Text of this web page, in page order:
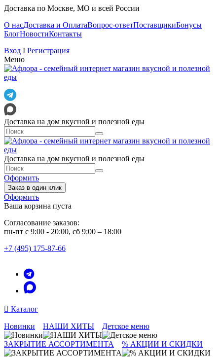
Доставка по Москве, МО и всей России
О насДоставка и ОплатаВопрос-ответПоставщикиБонусы
БлогНовостиКонтакты
Вход I Регистрация
Меню
Доставка на дом вкусной и полезной еды
Доставка на дом вкусной и полезной еды
Оформить
Заказ в один клик
Оформить
Ваша корзина пуста
Согласование заказов:
пн-пт с 9:00 - 20:00, сб 9:00 – 18:00
+7 (495) 175-87-66
Каталог
Новинки НАШИ ХИТЫ Детское меню
ЗАКРЫТИЕ АССОРТИМЕНТА % АКЦИИ И СКИДКИ